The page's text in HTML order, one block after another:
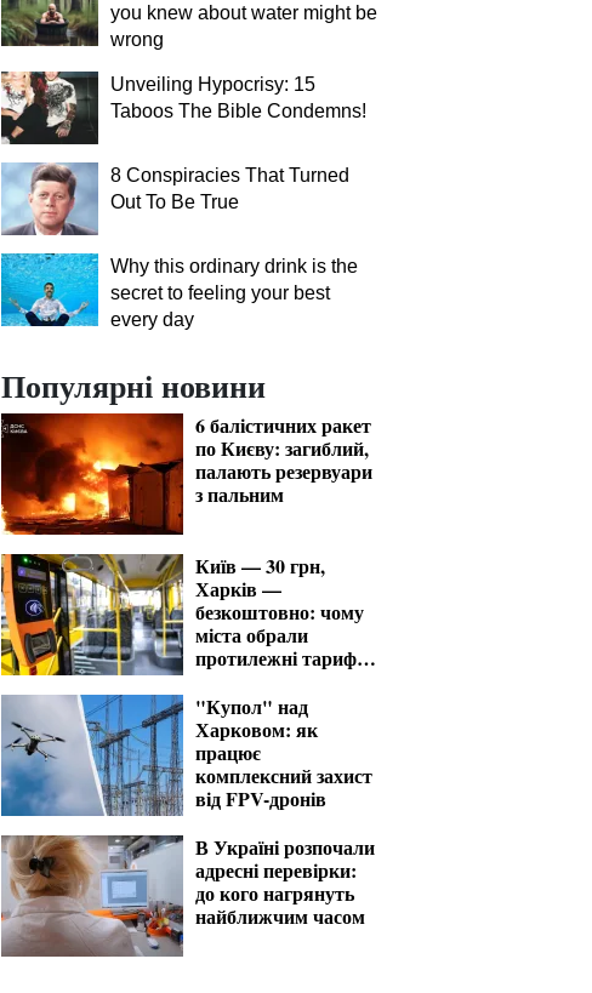
you knew about water might be
wrong
Unveiling Hypocrisy: 15
Taboos The Bible Condemns!
8 Conspiracies That Turned
Out To Be True
Why this ordinary drink is the
secret to feeling your best
every day
Популярні новини
6 балістичних ракет
по Києву: загиблий,
палають резервуари
з пальним
Київ — 30 грн,
Харків —
безкоштовно: чому
міста обрали
протилежні тарифи
"Купол" над
Харковом: як
працює
комплексний захист
від FPV-дронів
В Україні розпочали
адресні перевірки:
до кого нагрянуть
найближчим часом